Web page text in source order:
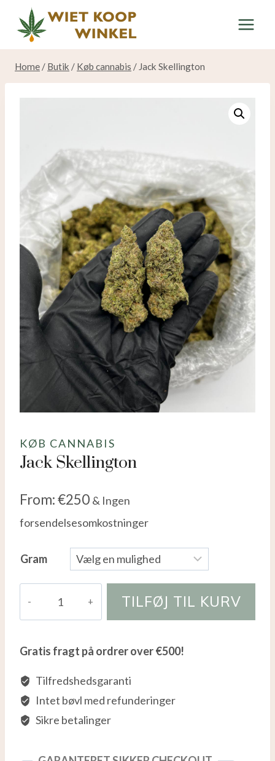
indhold
Home / Butik / Køb cannabis / Jack Skellington
KØB CANNABIS
Jack Skellington
From:€250 & Ingen
forsendelsesomkostninger
Gram
Skellington
TILFØJ TIL KURV
Gratis fragt på ordrer over €500!
Tilfredshedsgaranti
Intet bøvl med refunderinger
Sikre betalinger